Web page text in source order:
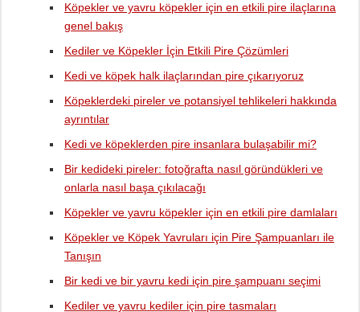
Köpekler ve yavru köpekler için en etkili pire ilaçlarına
genel bakış
Kediler ve Köpekler İçin Etkili Pire Çözümleri
Kedi ve köpek halk ilaçlarından pire çıkarıyoruz
Köpeklerdeki pireler ve potansiyel tehlikeleri hakkında
ayrıntılar
Kedi ve köpeklerden pire insanlara bulaşabilir mi?
Bir kedideki pireler: fotoğrafta nasıl göründükleri ve
onlarla nasıl başa çıkılacağı
Köpekler ve yavru köpekler için en etkili pire damlaları
Köpekler ve Köpek Yavruları için Pire Şampuanları ile
Tanışın
Bir kedi ve bir yavru kedi için pire şampuanı seçimi
Kediler ve yavru kediler için pire tasmaları